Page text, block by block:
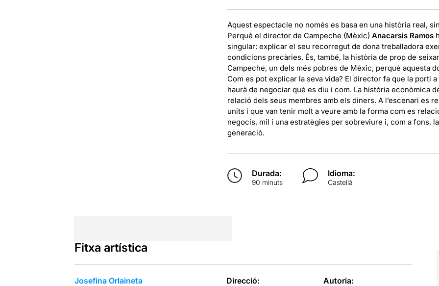
Aquest espectacle no només es basa en una història real,
Perquè el director de Campeche (Mèxic) Anacarsis Ramos
singular: explicar el seu recorregut de dona treballadora
condicions precàries. És, també, la història de prop de
Campeche, un dels més pobres de Mèxic, perquè aquesta
Com es pot explicar la seva vida? El director fa que la porti
haurà de negociar què es diu i com. La història econòmica
relació dels seus membres amb els diners. A l’escenari es
units i que van tenir molt a veure amb la forma com es
negocis, mil i una estratègies per sobreviure i, com a fons,
generació.
Durada:
90 minuts
Idioma:
Castellà
Fitxa artística
Josefina Orlaineta
Direcció:
Autoria: